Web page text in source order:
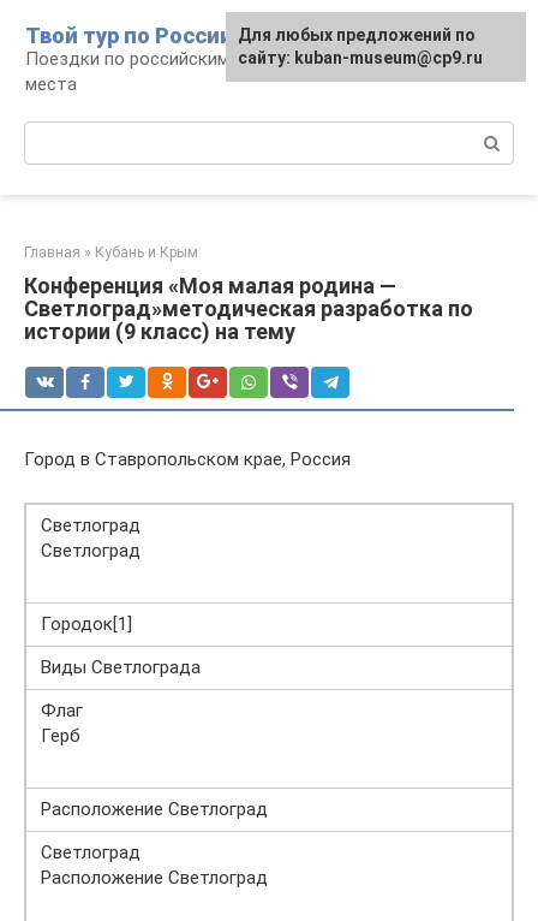
контенту
Твой тур по России
Поездки по российским городам, маршруты и
места
Главная » Кубань и Крым
Конференция «Моя малая родина —
Светлоград»методическая разработка по
истории (9 класс) на тему
Город в Ставропольском крае, Россия
Светлоград
Светлоград
Городок[1]
Виды Светлограда
Флаг
Герб
Расположение Светлоград
Светлоград
Расположение Светлоград
Для любых предложений по
сайту: kuban-museum@cp9.ru